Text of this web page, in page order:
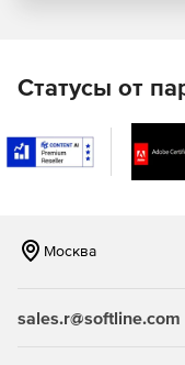
ожидаемой
реального
Remediation
который
отклонений или
Статусы от
Москва
sales.r@softline.com